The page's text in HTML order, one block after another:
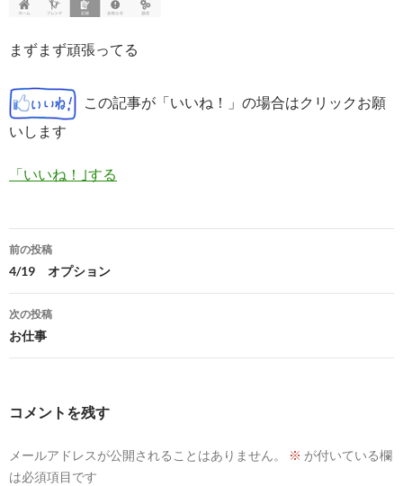
まずまず頑張ってる
この記事が「いいね！」の場合はクリックお願
いします
「いいね！｣する
投
稿
ナ
ビ
ョ
前の投稿
4/19 オプション
次の投稿
お仕事
コメントを残す
メールアドレスが公開されることはありません。 ※ が付いている欄
は必須項目です